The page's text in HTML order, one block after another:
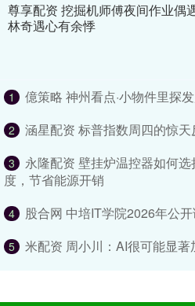
尊享配资 挖掘机师傅夜间作业偶
林奇遇心有余悸
1 億策略 神州看点·小物件里探
2 涵星配资 标普指数周四的惊
3
永隆配资 壁挂炉温控器如何
度，节省能源开销
4 股合网 中培IT学院2026年公
5 米配资 周小川：AI很可能显